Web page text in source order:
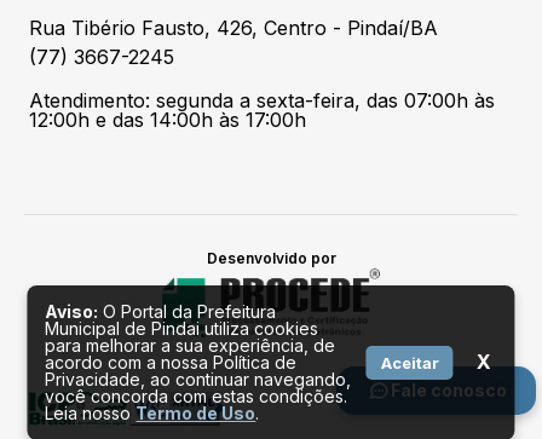
Fale conosco
Rua Tibério Fausto, 426, Centro - Pindaí/BA
(77) 3667-2245
Atendimento: segunda a sexta-feira, das 07:00h às
12:00h e das 14:00h às 17:00h
Desenvolvido por
Aviso: O Portal da Prefeitura
Municipal de Pindai utiliza cookies
para melhorar a sua experiência, de
acordo com a nossa Política de
Privacidade, ao continuar navegando,
você concorda com estas condições.
Leia nossoTermo de Uso.
Aceitar X